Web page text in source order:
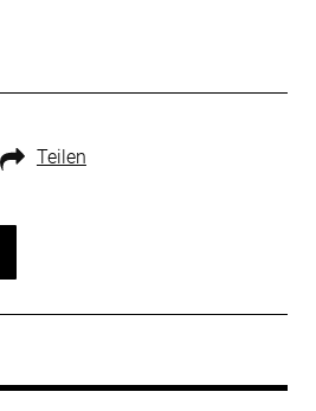
Teilen